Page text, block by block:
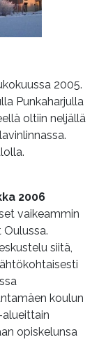
2005.
Punkaharjulla
oltiin neljällä
2006
vaikeammin
siitä,
koulun
opiskelunsa